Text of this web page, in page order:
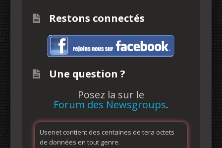
Restons connectés
Une question ?
Posez la sur le
Forum des Newsgroups.
Usenet contient des centaines de tera octets
de données en tout genre.